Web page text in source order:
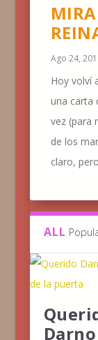
Ago 24,
Hoy volví
una carta
vez (para
de los
claro,
ALL